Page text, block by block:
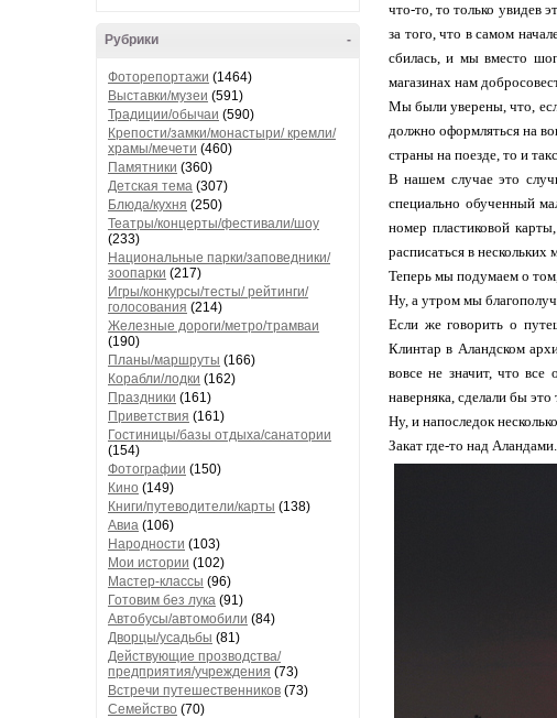
-
Рубрики
Фоторепортажи (1464)
Выставки/музеи (591)
Традиции/обычаи (590)
Крепости/замки/монастыри/ кремли/
храмы/мечети (460)
Памятники (360)
Детская тема (307)
Блюда/кухня (250)
Театры/концерты/фестивали/шоу
(233)
Национальные парки/заповедники/
зоопарки (217)
Игры/конкурсы/тесты/ рейтинги/
голосования (214)
Железные дороги/метро/трамваи
(190)
Планы/маршруты (166)
Корабли/лодки (162)
Праздники (161)
Приветствия (161)
Гостиницы/базы отдыха/санатории
(154)
Фотографии (150)
Кино (149)
Книги/путеводители/карты (138)
Авиа (106)
Народности (103)
Мои истории (102)
Мастер-классы (96)
Готовим без лука (91)
Автобусы/автомобили (84)
Дворцы/усадьбы (81)
Действующие прозводства/
предприятия/учреждения (73)
Встречи путешественников (73)
Семейство (70)
что-то, то только увидев
за того, что в самом
сбилась, и мы вместо
магазинах нам
Мы были уверены, что,
должно оформляться на
страны на поезде, то и
В нашем случае это
специально обученный
номер пластиковой
расписаться в
Теперь мы подумаем о
Ну, а утром мы
Если же говорить о
Клинтар в Аландском
вовсе не значит, что
наверняка, сделали бы
Ну, и напоследок
Закат где-то над Аландами.